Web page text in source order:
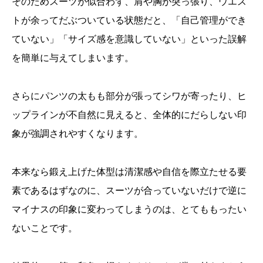
トが余ってだぶついている状態だと、「自己管理ができ
ていない」「サイズ感を意識していない」といった誤解
を簡単に与えてしまいます。
さらにパンツの太もも部分が張ってシワが寄ったり、ヒ
ップラインが不自然に見えると、全体的にだらしない印
象が強調されやすくなります。
本来なら鍛え上げた体型は清潔感や自信を際立たせる要
素であるはずなのに、スーツが合っていないだけで逆に
マイナスの印象に変わってしまうのは、とてももったい
ないことです。